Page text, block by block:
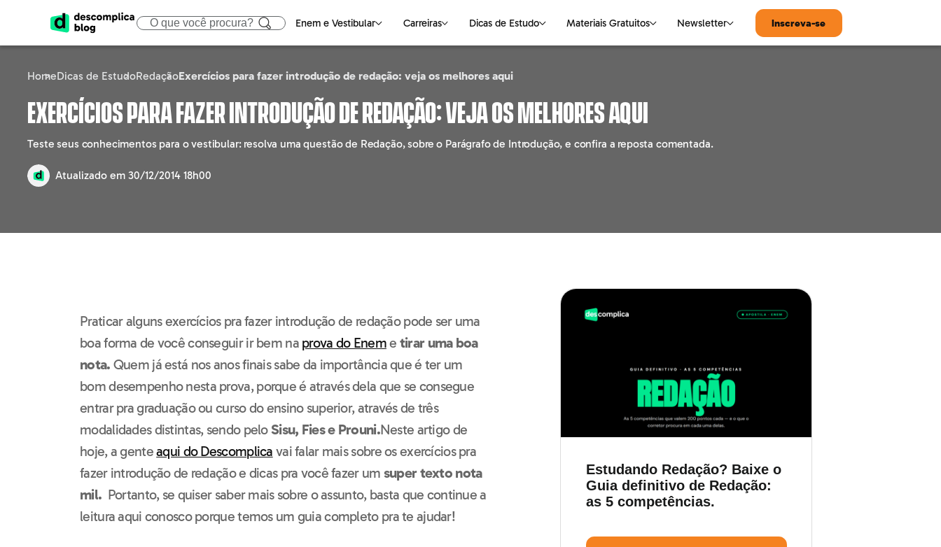
Enem e Vestibular
ENEM
Calendário
Gabaritos e Resultados
Sisu
Fies
VESTIBULAR
Medicina
Universidades
Carreiras
ÁREAS DE ESTUDO
Tecnologia
Marketing
Engenharia
OUTROS ASSUNTOS
Faculdade
Pós-graduação
Parceiros
Dicas de Estudo
CIÊNCIAS HUMANAS
Filosofia
Sociologia
Atualidades
CIÊNCIAS DA NATUREZA
Biologia
Física
LINGUAGENS
Português
Redação
Espanhol
Materiais Gratuitos Newsletter Inscreva-se
HomeDicas de EstudoRedaçãoExercícios para fazer introdução de redação: veja os melhores aqui
Exercícios para fazer introdução de redação: veja os melhores aqui
Teste seus conhecimentos para o vestibular: resolva uma questão de Redação, sobre o Parágrafo de Introdução, e confira a reposta comentada.
Atualizado em 30/12/2014 18h00
Praticar alguns exercícios pra fazer introdução de redação pode ser uma
boa forma de você conseguir ir bem na prova do Eneme tirar uma boa
nota. Quem já está nos anos finais sabe da importância que é ter um
bom desempenho nesta prova, porque é através dela que se consegue
entrar pra graduação ou curso do ensino superior, através de três
modalidades distintas, sendo peloSisu, Fies e Prouni.Neste artigo de
hoje, a genteaqui do Descomplica vai falar mais sobre os exercícios pra
fazer introdução de redação e dicas pra você fazer um super texto nota
mil. Portanto, se quiser saber mais sobre o assunto, basta que continue a
leitura aqui conosco porque temos um guia completo pra te ajudar!
Estudando Redação? Baixe o
Guia definitivo de Redação:
as 5 competências.